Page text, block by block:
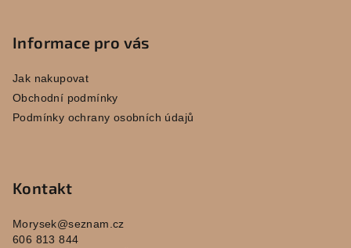
Informace pro vás
Jak nakupovat
Obchodní podmínky
Podmínky ochrany osobních údajů
Kontakt
Morysek@seznam.cz
606 813 844